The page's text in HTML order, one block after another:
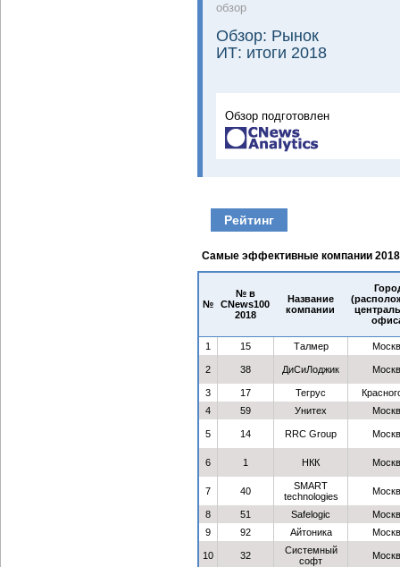
oбзор
Обзор: Рынок
ИТ: итоги 2018
Обзор подготовлен
Рейтинг
Самые эффективные компании 2018
№
№ в
CNews100
2018
Название
компании
1 15 Талмер
2 38 ДиСиЛоджик
3 17 Тегрус
4
59 Унитех
5 14 RRC Group
6 1 НКК
7 40
SMART
technologies
8 51 Safelogic
9
92 Айтоника
10 32
Системный
софт